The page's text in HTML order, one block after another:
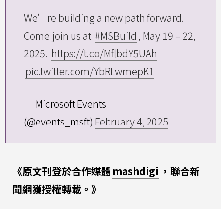
We’re building a new path forward.
Come join us at #MSBuild , May 19 – 22,
2025. https://t.co/MflbdY5UAh
pic.twitter.com/YbRLwmepK1
— Microsoft Events
(@events_msft) February 4, 2025
《原文刊登於合作媒體 mashdigi ，聯合新
聞網獲授權轉載。》